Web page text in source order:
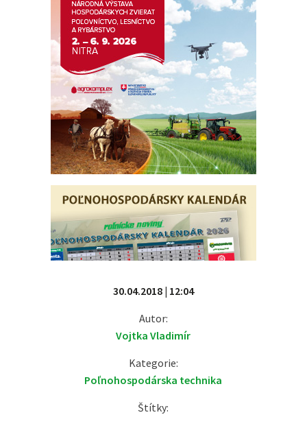
30.04.2018 | 12:04
Autor:
Vojtka Vladimír
Kategorie:
Poľnohospodárska technika
Štítky: